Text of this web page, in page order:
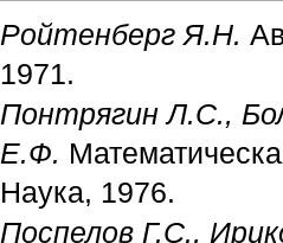
Ройтенберг Я.Н.
1971.
Понтрягин Л.С.,
Е.Ф.
Наука, 1976.
Поспелов Г.С.,